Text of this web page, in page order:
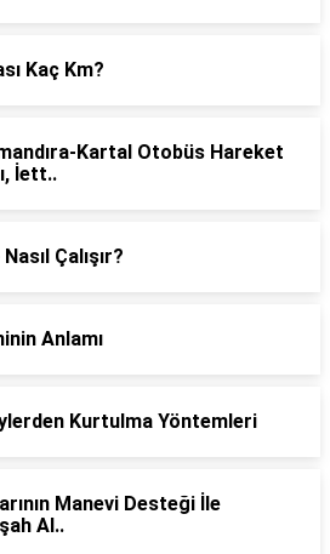
Kaç Km?
Kartal Otobüs Hareket
İett..
Çalışır?
Anlamı
Kurtulma Yöntemleri
Manevi Desteği İle
Al..